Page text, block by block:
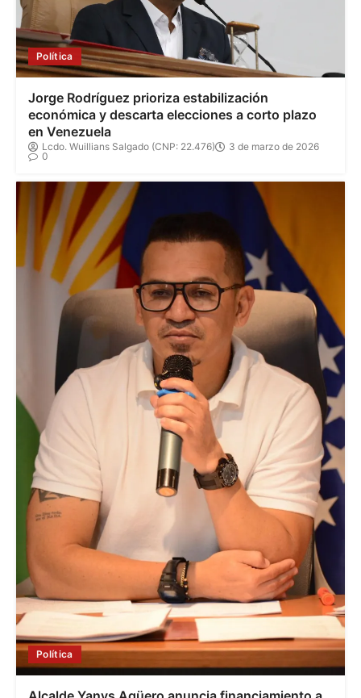
Política
Jorge Rodríguez prioriza estabilización
económica y descarta elecciones a corto plazo
en Venezuela
Lcdo. Wuillians Salgado (CNP: 22.476)
3 de marzo de 2026
0
Política